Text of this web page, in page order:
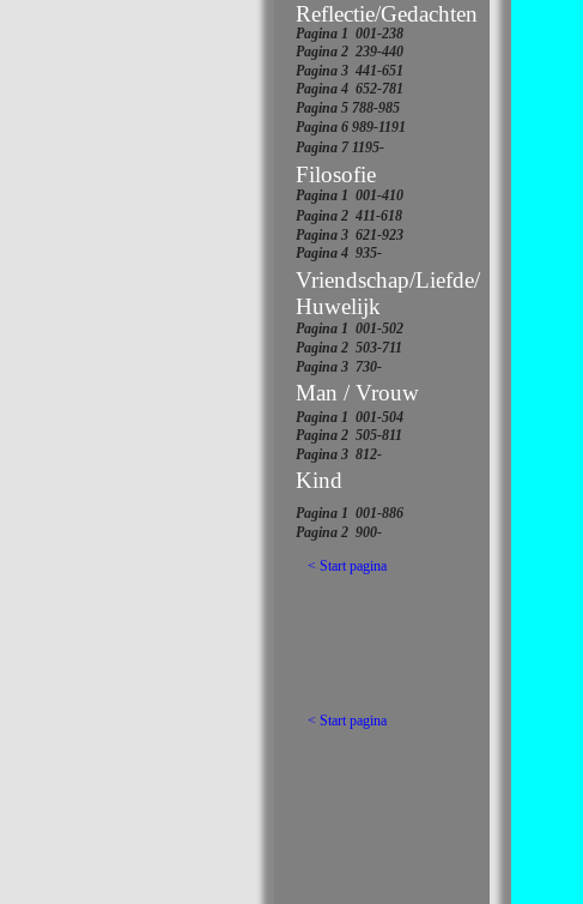
< Start pagina
Reflectie/Gedachten
Filosofie
Vriendschap/Liefde/
Huwelijk
Man / Vrouw
Kind
Pagina 1 001-238
Pagina 2 239-440
Pagina 3 441-651
Pagina 1 001-410
Pagina 2 411-618
< Start pagina
Pagina 1 001-502
Pagina 2 503-711
Pagina 1 001-504
Pagina 2 505-811
Pagina 3 621-923
Pagina 4 652-781
Pagina 2 900-
Pagina 3 730-
Pagina 5 788-985
Pagina 3 812-
Pagina 6 989-1191
Pagina 4 935-
Pagina 1 001-886
Pagina 7 1195-